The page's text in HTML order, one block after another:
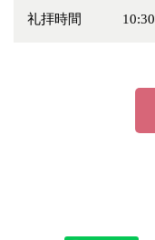
礼拝時間 10:30